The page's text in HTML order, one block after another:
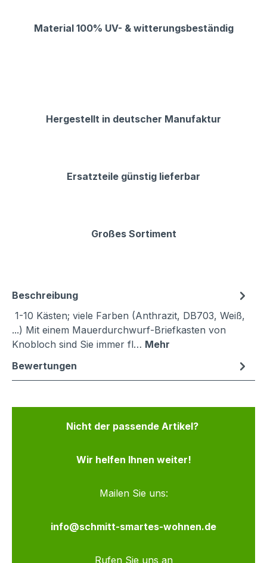
Material 100% UV- & witterungsbeständig
Hergestellt in deutscher Manufaktur
Ersatzteile günstig lieferbar
Großes Sortiment
Beschreibung
1-10 Kästen; viele Farben (Anthrazit, DB703, Weiß,
...) Mit einem Mauerdurchwurf-Briefkasten von
Knobloch sind Sie immer fl… Mehr
Bewertungen
Nicht der passende Artikel?
Wir helfen Ihnen weiter!
Mailen Sie uns:
info@schmitt-smartes-wohnen.de
Rufen Sie uns an